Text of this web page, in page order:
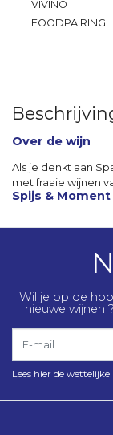
VIVINO
FOODPAIRING
Over de wijn
Als je denkt aan
met fraaie wijnen
Spijs & Moment
Wil je op de
nieuwe wijnen
Lees hier de